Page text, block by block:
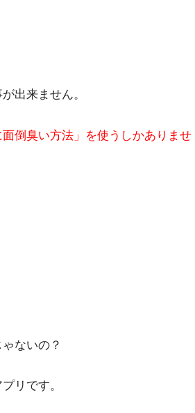
出来ません。
倒臭い方法」を使うしかありませ
ないの？
リです。